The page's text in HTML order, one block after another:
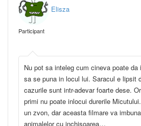
Elisza
Participant
Nu pot sa inteleg cum cineva poate da
sa se puna in locul lui. Saracul e lipsit
cazurile sunt intr-adevar foarte dese.
primi nu poate inlocui durerile
un zvon, dar aceasta filmare va
animalelor cu inchisoarea…